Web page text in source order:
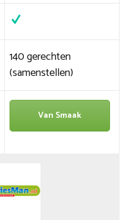
140 gerechten
(samenstellen)
Van Smaak